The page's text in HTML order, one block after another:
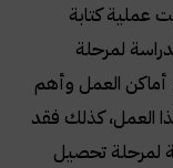
عملية كتابة
لمرحلة
أماكن العمل وأهم
العمل، كذلك فقد
لمرحلة تحصيل